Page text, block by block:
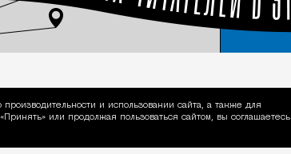
и использовании сайта, а также для
или продолжая пользоваться сайтом, вы соглашаетесь